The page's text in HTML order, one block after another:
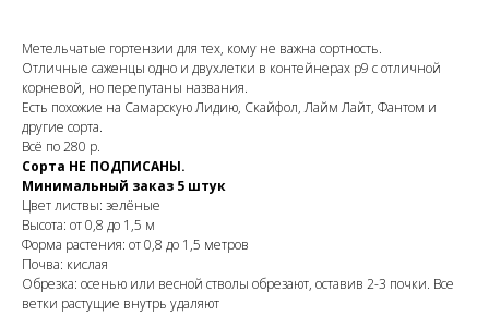
Метельчатые гортензии для тех, кому не важна сортность.
Отличные саженцы одно и двухлетки в контейнерах р9 с отличной
корневой, но перепутаны названия.
Есть похожие на Самарскую Лидию, Скайфол, Лайм Лайт, Фантом и
другие сорта.
Всё по 280 р.
Сорта НЕ ПОДПИСАНЫ.
Минимальный заказ 5 штук
Цвет листвы: зелёные
Высота: от 0,8 до 1,5 м
Форма растения: от 0,8 до 1,5 метров
Почва: кислая
Обрезка: осенью или весной стволы обрезают, оставив 2-3 почки. Все
ветки растущие внутрь удаляют